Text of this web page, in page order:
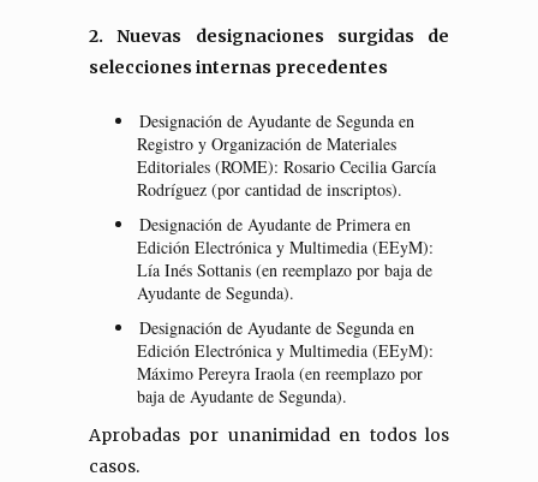
2. Nuevas designaciones surgidas de
selecciones internas precedentes
Designación de Ayudante de Segunda en
Registro y Organización de Materiales
Editoriales (ROME): Rosario Cecilia García
Rodríguez (por cantidad de inscriptos).
Designación de Ayudante de Primera en
Edición Electrónica y Multimedia (EEyM):
Lía Inés Sottanis (en reemplazo por baja de
Ayudante de Segunda).
Designación de Ayudante de Segunda en
Edición Electrónica y Multimedia (EEyM):
Máximo Pereyra Iraola (en reemplazo por
baja de Ayudante de Segunda).
Aprobadas por unanimidad en todos los
casos.